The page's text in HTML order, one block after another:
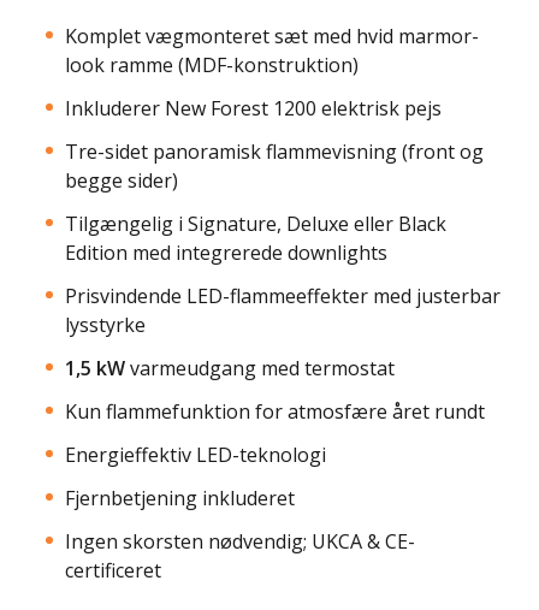
Komplet vægmonteret sæt med hvid marmor-
look ramme (MDF-konstruktion)
Inkluderer New Forest 1200 elektrisk pejs
Tre-sidet panoramisk flammevisning (front og
begge sider)
Tilgængelig i Signature, Deluxe eller Black
Edition med integrerede downlights
Prisvindende LED-flammeeffekter med justerbar
lysstyrke
1,5 kWvarmeudgang med termostat
Kun flammefunktion for atmosfære året rundt
Energieffektiv LED-teknologi
Fjernbetjening inkluderet
Ingen skorsten nødvendig; UKCA & CE-
certificeret